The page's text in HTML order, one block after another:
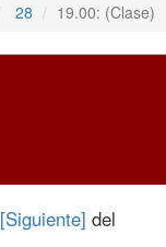
28 19.00: (Clase)
[Siguiente] del